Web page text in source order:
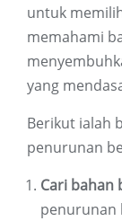
untuk
memahami
yang
Berikut ialah
penurunan
Cari bahan
penurunan